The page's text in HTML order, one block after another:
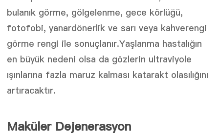
bulanık görme, gölgelenme, gece körlüğü,
fotofobi, yanardönerlik ve sarı veya kahverengi
görme rengi ile sonuçlanır.Yaşlanma hastalığın
en büyük nedeni olsa da gözlerin ultraviyole
ışınlarına fazla maruz kalması katarakt olasılığını
artıracaktır.
Maküler Dejenerasyon